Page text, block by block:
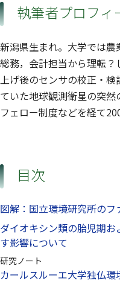
執筆者プロフィ
新潟県生まれ。大学では
総務，会計担当から理転
上げ後のセンサの校正・
ていた地球観測衛星の突
フェロー制度などを経て
目次
図解：国立環境研究所のフ
ダイオキシン類の胎児期
す影響について
研究ノート
カールスルーエ大学独仏環